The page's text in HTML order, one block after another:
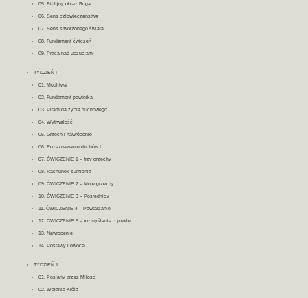
05. Biblijny obraz Boga
06. Sens człowieczeństwa
07. Sens stworzonego świata
08. Fundament ćwiczeń
09. Praca nad uczuciami
TYDZIEŃ I
01. Modlitwa
02. Fundament powtórka
03. Piramida życia duchowego
04. Wytrwałość
05. Grzech i nawrócenie
06. Rozeznawanie duchów I
07. ĆWICZENIE 1 – trzy grzechy
08. Rachunek sumienia
09. ĆWICZENIE 2 – Moje grzechy
10. ĆWICZENIE 3 – Pośrednicy
11. ĆWICZENIE 4 – Powtarzanie
12. ĆWICZENIE 5 – rozmyślanie o piekle
13. Nawrócenie
14. Postawy i owoce
TYDZIEŃ II
01. Posłany przez Miłość
02. Wołanie Króla